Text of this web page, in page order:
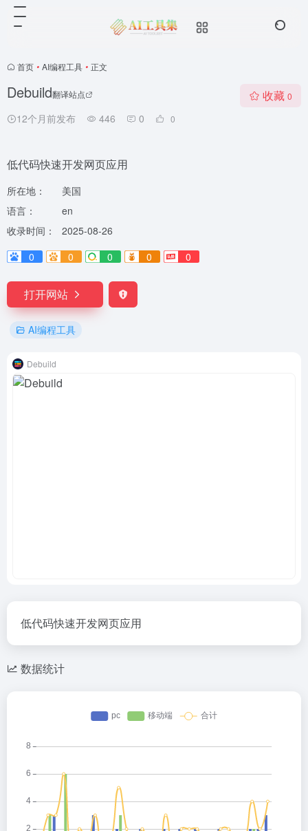
首页 • AI编程工具 • 正文
Debuild翻译站点
12个月前发布 446 0 0
收藏 0
低代码快速开发网页应用
所在地：
美国
语言：
en
收录时间：
2025-08-26
0
0 0 0 0
打开网站
AI编程工具
Debuild
低代码快速开发网页应用
数据统计